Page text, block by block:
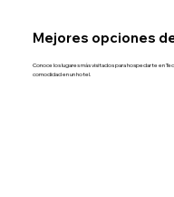
Conoce los lugares más visitados para hospedarte en
comodidad en un hotel.
Mejores opciones